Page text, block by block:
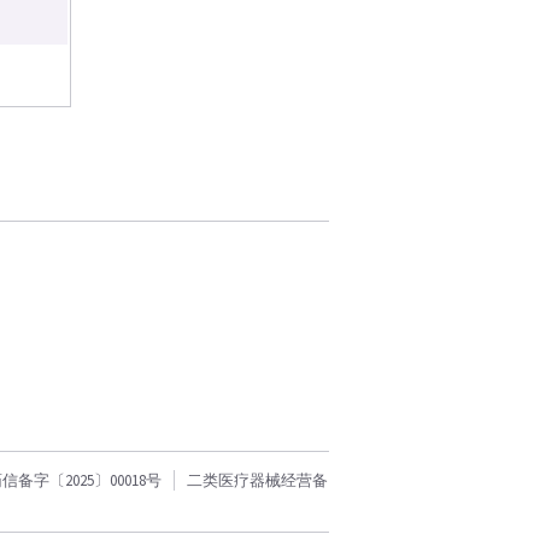
备字〔2025〕00018号
二类医疗器械经营备